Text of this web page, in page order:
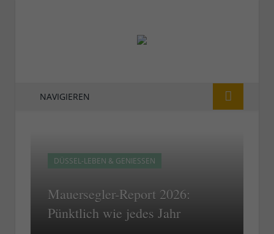
NAVIGIEREN
DÜSSEL-LEBEN & GENIESSEN
Mauersegler-Report 2026:
Pünktlich wie jedes Jahr